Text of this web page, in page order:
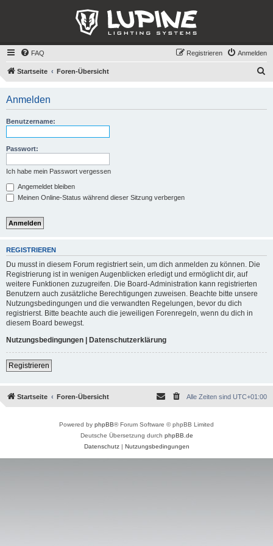
FAQ Anmelden
Registrieren
Startseite Foren-Übersicht
Anmelden
Benutzername:
Passwort:
Ich habe mein Passwort vergessen
Angemeldet bleiben
Meinen Online-Status während dieser Sitzung verbergen
REGISTRIEREN
Du musst in diesem Forum registriert sein, um dich anmelden zu können. Die
Registrierung ist in wenigen Augenblicken erledigt und ermöglicht dir, auf
weitere Funktionen zuzugreifen. Die Board-Administration kann registrierten
Benutzern auch zusätzliche Berechtigungen zuweisen. Beachte bitte unsere
Nutzungsbedingungen und die verwandten Regelungen, bevor du dich
registrierst. Bitte beachte auch die jeweiligen Forenregeln, wenn du dich in
diesem Board bewegst.
Nutzungsbedingungen | Datenschutzerklärung
Registrieren
Startseite Foren-Übersicht Alle Zeiten sind UTC+01:00
Powered by phpBB® Forum Software © phpBB Limited
Deutsche Übersetzung durch phpBB.de
Datenschutz| Nutzungsbedingungen